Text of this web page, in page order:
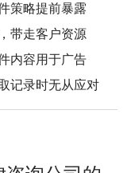
策略提前暴露
带走客户资源
内容用于广告
记录时无从应对